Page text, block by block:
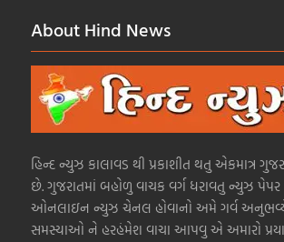
About Hind News
હિન્દ ન્યુઝ કાલાવડ થી પ્રકાશીત થતુ એકમાત્ર
છે. ગુજરાતમાં બહોળુ વાચક વર્ગ ધરાવતુ ન્યુઝ
ઓનલાઇન ન્યુઝ ચેનલ હોવાનો અમે ગર્વ
સમસ્યાઓ ને હરહંમેશ વાચા આપવુ એ અમારો